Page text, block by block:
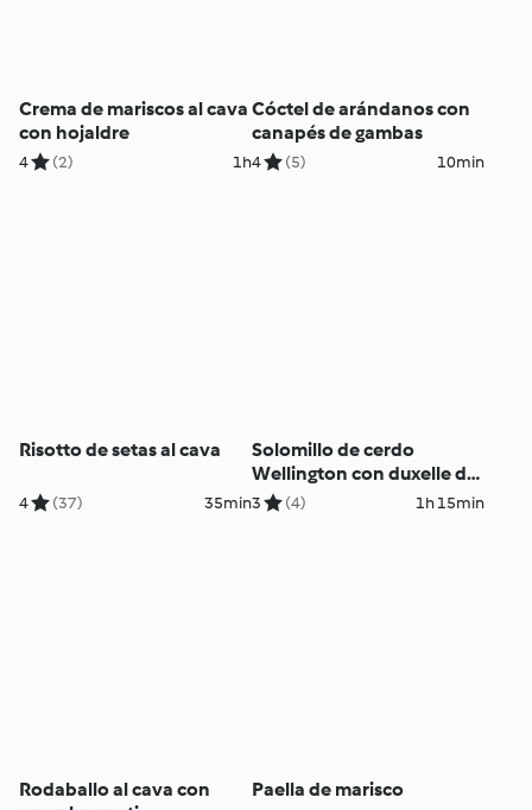
Crema de mariscos al cava
con hojaldre
4 (2) 1h
Cóctel de arándanos con
canapés de gambas
4 (5) 10min
Risotto de setas al cava
4 (37) 35min
Solomillo de cerdo
Wellington con duxelle de
guisantes
3 (4) 1h 15min
Rodaballo al cava con
Paella de marisco